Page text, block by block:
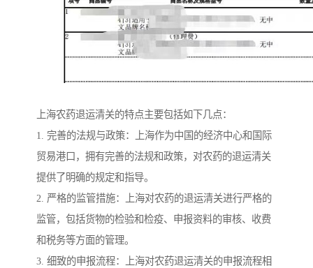
上海农药退运清关的特点主要包括如下几点：
1. 完善的法规与政策：上海作为中国的经济中心和国际
贸易港口，拥有完善的法规和政策，对农药的退运清关
提供了明确的规定和指导。
2. 严格的监管措施：上海对农药的退运清关进行严格的
监管，包括货物的检验和检疫、申报资料的审核、收费
和税务等方面的管理。
3. 细致的申报流程：上海对农药退运清关的申报流程相